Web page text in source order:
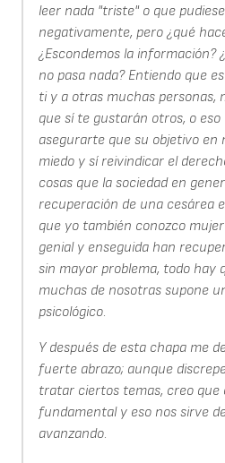
leer nada "triste" o que
negativamente, pero ¿qué
¿Escondemos la información?
no pasa nada? Entiendo que
ti y a otras muchas personas,
que sí te gustarán otros, o eso
asegurarte que su objetivo en
miedo y sí reivindicar el
cosas que la sociedad en
recuperación de una cesárea
que yo también conozco
genial y enseguida han
sin mayor problema, todo hay
muchas de nosotras supone
psicológico.
Y después de esta chapa me
fuerte abrazo; aunque
tratar ciertos temas, creo que
fundamental y eso nos sirve
avanzando.